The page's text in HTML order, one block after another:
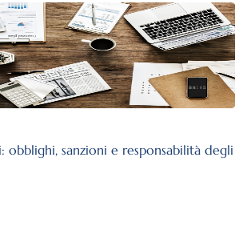
obblighi, sanzioni e responsabilità degli